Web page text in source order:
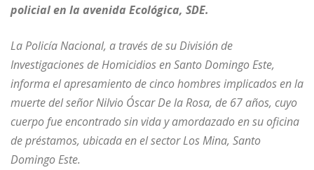
policial en la avenida Ecológica, SDE.
La Policía Nacional, a través de su División de
Investigaciones de Homicidios en Santo Domingo Este,
informa el apresamiento de cinco hombres implicados en la
muerte del señor Nilvio Óscar De la Rosa, de 67 años, cuyo
cuerpo fue encontrado sin vida y amordazado en su oficina
de préstamos, ubicada en el sector Los Mina, Santo
Domingo Este.